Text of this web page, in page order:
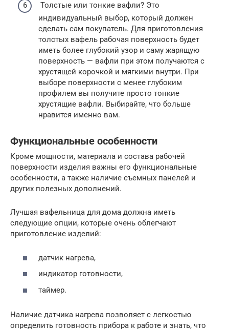
Толстые или тонкие вафли? Это
индивидуальный выбор, который должен
сделать сам покупатель. Для приготовления
толстых вафель рабочая поверхность будет
иметь более глубокий узор и саму жарящую
поверхность — вафли при этом получаются с
хрустящей корочкой и мягкими внутри. При
выборе поверхности с менее глубоким
профилем вы получите просто тонкие
хрустящие вафли. Выбирайте, что больше
нравится именно вам.
Функциональные особенности
Кроме мощности, материала и состава рабочей
поверхности изделия важны его функциональные
особенности, а также наличие съемных панелей и
других полезных дополнений.
Лучшая вафельница для дома должна иметь
следующие опции, которые очень облегчают
приготовление изделий:
датчик нагрева,
индикатор готовности,
таймер.
Наличие датчика нагрева позволяет с легкостью
определить готовность прибора к работе и знать, что